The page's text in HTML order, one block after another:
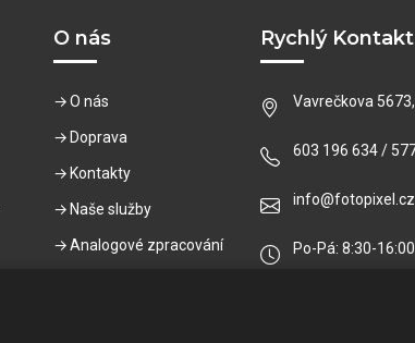
O nás
O nás
Doprava
Kontakty
Naše služby
Analogové zpracování
Rychlý Kontakt
Vavrečkova
603 196 634 /
info@fotopixel.cz
Po-Pá: 8:30-16:00